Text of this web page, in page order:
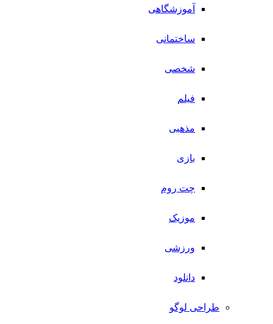
آموزشگاهی
ساختمانی
شخصی
فیلم
مذهبی
بازی
چت روم
موزیک
ورزشی
دانلود
طراحی لوگو